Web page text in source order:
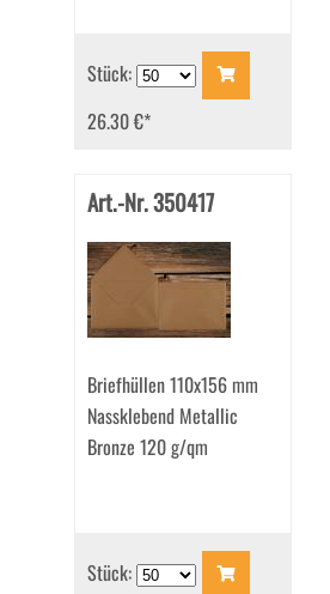
Stück:
26.30 €*
Art.-Nr. 350417
Briefhüllen 110x156 mm
Nassklebend Metallic
Bronze 120 g/qm
Stück: